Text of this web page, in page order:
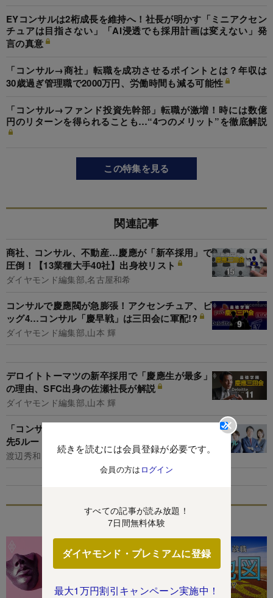
続きを読むには会員登録が必要です。
会員の方は ログイン
すべての記事が読み放題！
7日間無料体験
ダイヤモンド・プレミアムに登録
最大1万円割引キャンペーン実施中！
EYコンサルは2桁成長を維持へ！社長が明かす「ミニアクセン
チュアは目指さない」「AI浸透でも採用計画は変えない」発
言の真意
「コンサル→商社」転職を成功させるポイントとは？年収は
30歳過ぎ管理職で2000万円、労働時間も減る可能性
「コンサル→ファンド投資先幹部」転職が激増！時には数億
円のリターンを得られることも…“4つのメリット”を徹底解説
この特集を見る
関連記事
商社、コンサル、不動産…慶應が「新卒採用」で
圧倒！【13業種大手40社】出身校リスト
ダイヤモンド編集部,名古屋和希
コンサルで慶應閥が急膨張！アクセンチュア、ビ
ッグ4…コンサル「慶早戦」は三田会に軍配!?
ダイヤモンド編集部,山本 輝
デロイトトーマツの新卒採用で「慶應生が最多」
の理由、SFC出身の佐瀬社長が解説
ダイヤモンド編集部,山本 輝
「コンサル出身」は転職市場で最強！超鉄板転身
先5ルートを人材エージェントCEOが解説
渡辺秀和
特集